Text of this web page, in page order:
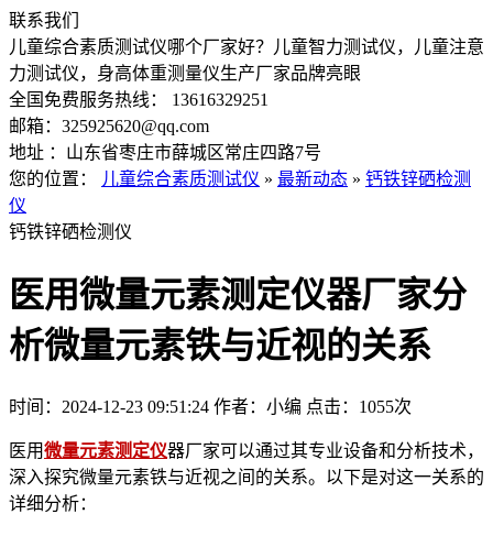
联系我们
儿童综合素质测试仪哪个厂家好？儿童智力测试仪，儿童注意
力测试仪，身高体重测量仪生产厂家品牌亮眼
全国免费服务热线： 13616329251
邮箱：325925620@qq.com
地址 ：山东省枣庄市薛城区常庄四路7号
您的位置：
儿童综合素质测试仪 » 最新动态 » 钙铁锌硒检测
仪
钙铁锌硒检测仪
医用微量元素测定仪器厂家分
析微量元素铁与近视的关系
时间：2024-12-23 09:51:24 作者：小编 点击： 1055次
医用微量元素测定仪器厂家可以通过其专业设备和分析技术，
深入探究微量元素铁与近视之间的关系。以下是对这一关系的
详细分析：